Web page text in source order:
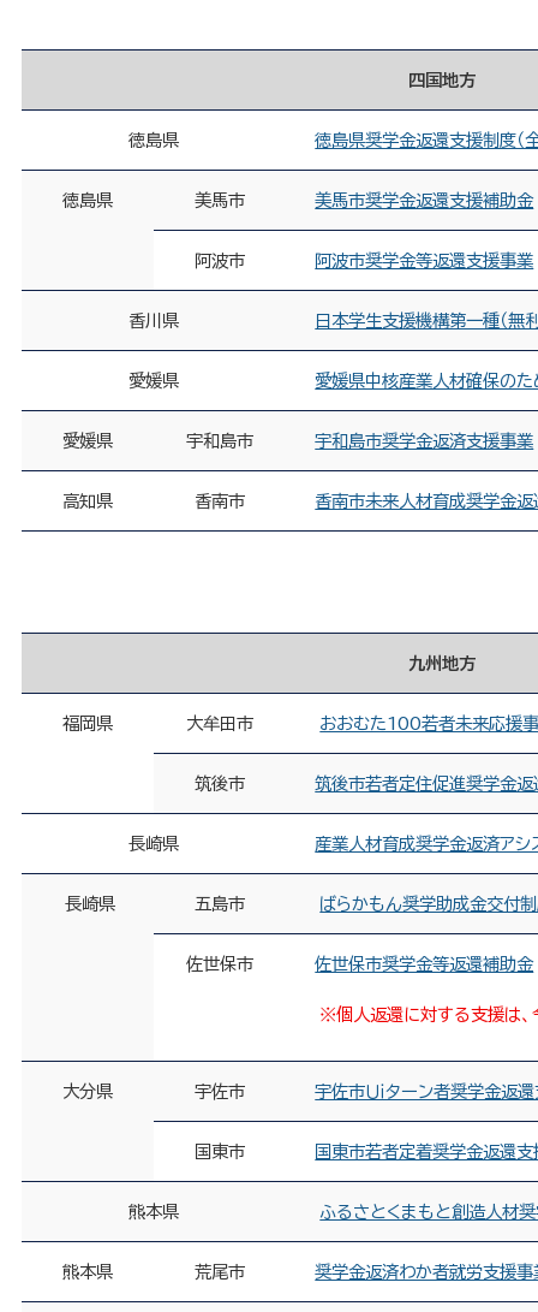
四国地方
徳島県 徳島県奨学金返還支援制度（
徳島県 美馬市 美馬市奨学金返還支援補助金
阿波市 阿波市奨学金等返還支援事業
香川県 日本学生支援機構第一種（無
愛媛県 愛媛県中核産業人材確保の
愛媛県 宇和島市 宇和島市奨学金返済支援事業
高知県 香南市 香南市未来人材育成奨学金
九州地方
福岡県 大牟田市 おおむた100若者未来応援
筑後市 筑後市若者定住促進奨学金
長崎県 産業人材育成奨学金返済アシ
長崎県 五島市 ばらかもん奨学助成金交付
佐世保市 佐世保市奨学金等返還補助金
※個人返還に対する支援は
大分県 宇佐市 宇佐市Ｕｉターン者奨学金返
国東市 国東市若者定着奨学金返還支
熊本県 ふるさとくまもと創造人材
熊本県 荒尾市 奨学金返済わか者就労支援事